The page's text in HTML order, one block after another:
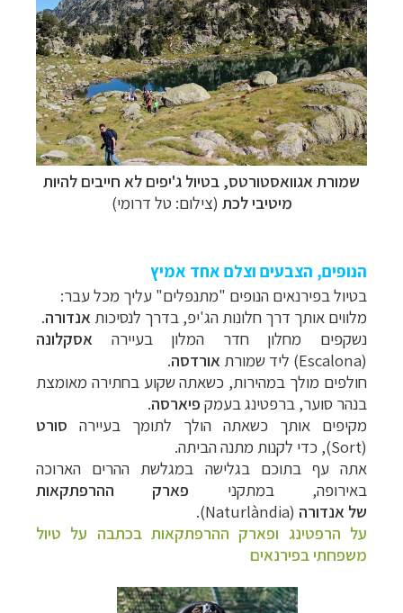
שמורת אגוואסטורטס, בטיול ג'יפים לא חייבים להיות
מיטיבי לכת (צילום: טל דרומי)
הנופים, הצבעים וצלם אחד אמיץ
בטיול בפירנאים הנופים "מתנפלים" עליך מכל עבר:
מלווים אותך דרך חלונות הג'יפ, בדרך לנסיכות אנדורה.
נשקפים מחלון חדר המלון בעיירה אסקלונה
(
Escalona) ליד שמורת אורדסה.
חולפים מולך במהירות, כשאתה שקוע בחתירה מאומצת
בנהר סוער, ברפטינג בעמק פיארסה.
מקיפים אותך כשאתה הולך לתומך בעיירה סורט
(
Sort), כדי לקנות מתנה הביתה.
אתה עף בתוכם בגלישה במגלשת ההרים הארוכה
באירופה, במתקני פארק ההרפתקאות
של אנדורה (
Naturlàndia
)
.
על הרפטינג ופארק ההרפתקאות בכתבה על טיול
משפחתי בפירנאים